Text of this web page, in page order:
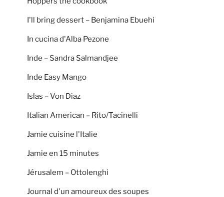
I'll bring dessert – Benjamina Ebuehi
In cucina d'Alba Pezone
Inde – Sandra Salmandjee
Inde Easy Mango
Islas – Von Diaz
Italian American – Rito/Tacinelli
Jamie cuisine l'Italie
Jamie en 15 minutes
Jérusalem – Ottolenghi
Journal d'un amoureux des soupes